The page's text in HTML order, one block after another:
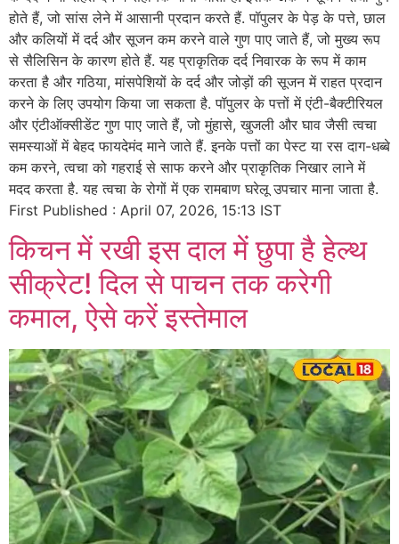
होते हैं, जो सांस लेने में आसानी प्रदान करते हैं. पॉपुलर के पेड़ के पत्ते, छाल
और कलियों में दर्द और सूजन कम करने वाले गुण पाए जाते हैं, जो मुख्य रूप
से सैलिसिन के कारण होते हैं. यह प्राकृतिक दर्द निवारक के रूप में काम
करता है और गठिया, मांसपेशियों के दर्द और जोड़ों की सूजन में राहत प्रदान
करने के लिए उपयोग किया जा सकता है. पॉपुलर के पत्तों में एंटी-बैक्टीरियल
और एंटीऑक्सीडेंट गुण पाए जाते हैं, जो मुंहासे, खुजली और घाव जैसी त्वचा
समस्याओं में बेहद फायदेमंद माने जाते हैं. इनके पत्तों का पेस्ट या रस दाग-धब्बे
कम करने, त्वचा को गहराई से साफ करने और प्राकृतिक निखार लाने में
मदद करता है. यह त्वचा के रोगों में एक रामबाण घरेलू उपचार माना जाता है.
First Published : April 07, 2026, 15:13 IST
किचन में रखी इस दाल में छुपा है हेल्थ
सीक्रेट! दिल से पाचन तक करेगी
कमाल, ऐसे करें इस्तेमाल